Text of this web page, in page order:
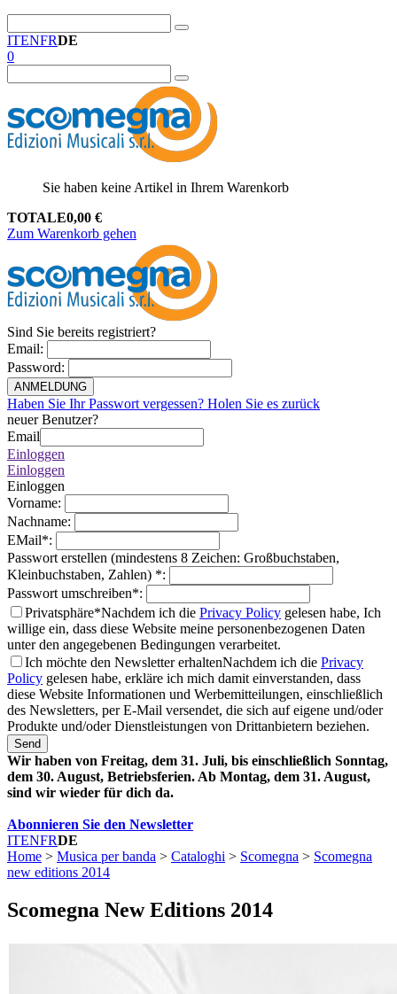
ITENFRDE
0
Sie haben keine Artikel in Ihrem Warenkorb
TOTALE0,00 €
Zum Warenkorb gehen
Sind Sie bereits registriert?
Email:
Password:
ANMELDUNG
Haben Sie Ihr Passwort vergessen? Holen Sie es zurück
neuer Benutzer?
Email
Einloggen
Einloggen
Einloggen
Vorname:
Nachname:
EMail*:
Passwort erstellen (mindestens 8 Zeichen: Großbuchstaben,
Kleinbuchstaben, Zahlen) *:
Passwort umschreiben*:
Privatsphäre*Nachdem ich die Privacy Policy gelesen habe, Ich
willige ein, dass diese Website meine personenbezogenen Daten
unter den angegebenen Bedingungen verarbeitet.
Ich möchte den Newsletter erhaltenNachdem ich die Privacy
Policy gelesen habe, erkläre ich mich damit einverstanden, dass
diese Website Informationen und Werbemitteilungen, einschließlich
des Newsletters, per E-Mail versendet, die sich auf eigene und/oder
Produkte und/oder Dienstleistungen von Drittanbietern beziehen.
Send
Wir haben von Freitag, dem 31. Juli, bis einschließlich Sonntag,
dem 30. August, Betriebsferien. Ab Montag, dem 31. August,
sind wir wieder für dich da.
Abonnieren Sie den Newsletter
ITENFRDE
Home > Musica per banda > Cataloghi > Scomegna > Scomegna
new editions 2014
Scomegna New Editions 2014